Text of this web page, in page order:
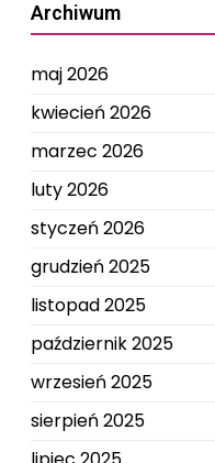
Archiwum
maj 2026
kwiecień 2026
marzec 2026
luty 2026
styczeń 2026
grudzień 2025
listopad 2025
październik 2025
wrzesień 2025
sierpień 2025